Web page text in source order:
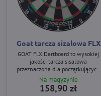
Goat tarcza sizalowa FLX
GOAT FLX Dartboard to wysokiej
jakości tarcza sisalowa
przeznaczona dla początkujących
graczy, którzy chcą trenować na
trwałej i przystępnej cenowo tarczy.
Oferuje sportowe numerowanie,
Na magyzynie
158,90 zł